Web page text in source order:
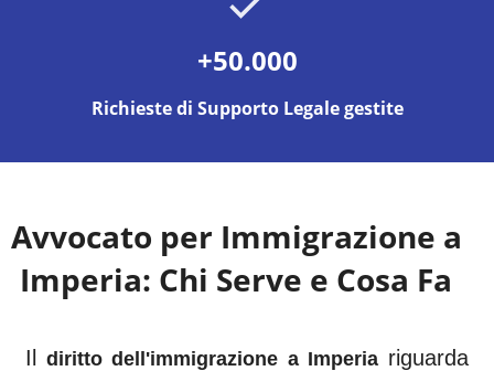
+50.000
Richieste di Supporto Legale gestite
Avvocato per Immigrazione a
Imperia: Chi Serve e Cosa Fa
Il diritto dell'immigrazione a Imperia riguarda